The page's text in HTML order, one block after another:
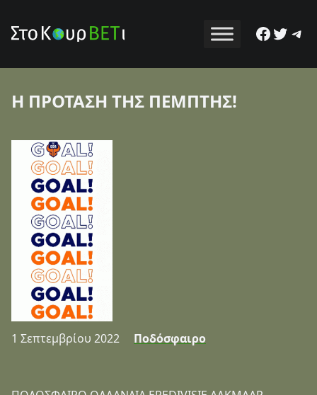
Η ΠΡΟΤΑΣΗ ΤΗΣ ΠΕΜΠΤΗΣ!
1 Σεπτεμβρίου 2022 Ποδόσφαιρο